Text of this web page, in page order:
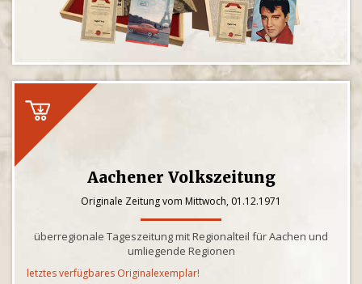
Aachener Volkszeitung
Originale Zeitung vom Mittwoch, 01.12.1971
überregionale Tageszeitung mit Regionalteil für Aachen und
umliegende Regionen
letztes verfügbares Originalexemplar!